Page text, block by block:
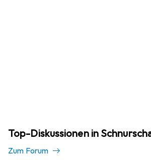
Top-Diskussionen in
Zum Forum